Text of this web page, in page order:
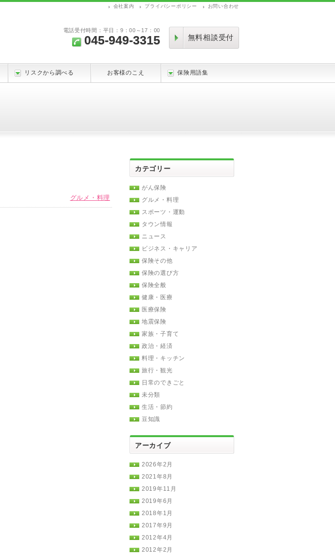
リスクから調べる お客様のこえ 保険用語集
会社案内 プライバシーポリシー お問い合わせ
電話受付時間：平日：9：00～17：00
045-949-3315 無料相談受付
グルメ・料理
カテゴリー
がん保険
グルメ・料理
スポーツ・運動
タウン情報
ニュース
ビジネス・キャリア
保険その他
保険の選び方
保険全般
健康・医療
医療保険
地震保険
家族・子育て
政治・経済
料理・キッチン
旅行・観光
日常のできごと
未分類
生活・節約
豆知識
アーカイブ
2026年2月
2021年8月
2019年11月
2019年6月
2018年1月
2017年9月
2012年4月
2012年2月